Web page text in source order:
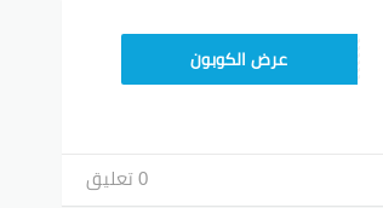
TEM34عرض الكوبون
0 تعليق